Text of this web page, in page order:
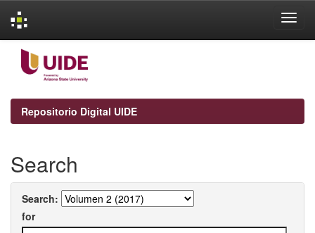
navigation
Repositorio Digital UIDE
Search
Search:
for